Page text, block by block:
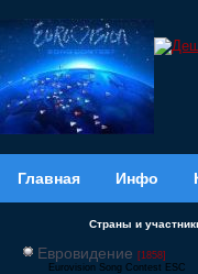
Главная Инфо
Страны и
Евровидение [1858]
Eurovision Song Contest ESC